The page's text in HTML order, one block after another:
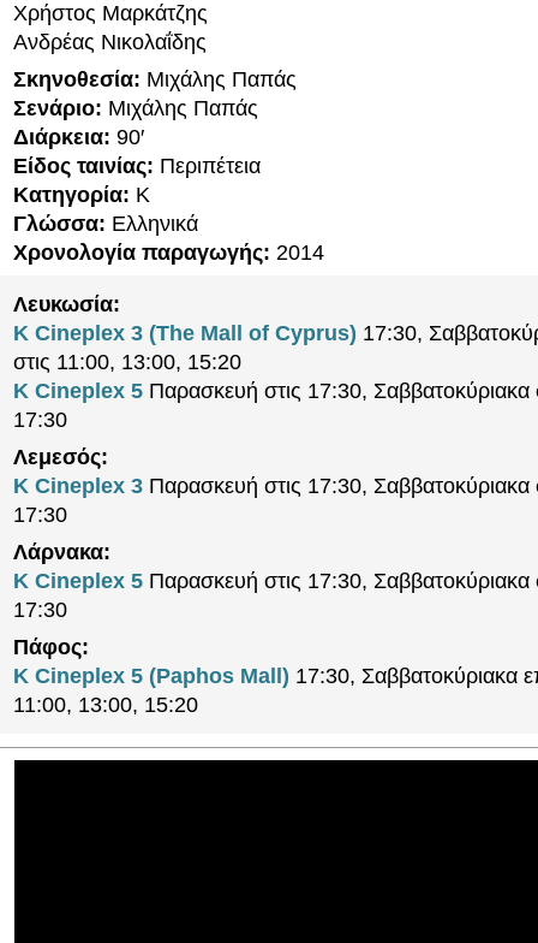
Χρήστος Μαρκάτζης
Ανδρέας Νικολαΐδης
Σκηνοθεσία: Μιχάλης Παπάς
Σενάριο: Μιχάλης Παπάς
Διάρκεια: 90′
Είδος ταινίας: Περιπέτεια
Κατηγορία: K
Γλώσσα: Ελληνικά
Χρονολογία παραγωγής: 2014
Λευκωσία:
K Cineplex 3 (The Mall of Cyprus) 17:30,
στις 11:00, 13:00, 15:20
K Cineplex 5 Παρασκευή στις 17:30, Σαββατοκύριακα
17:30
Λεμεσός:
K Cineplex 3 Παρασκευή στις 17:30, Σαββατοκύριακα
17:30
Λάρνακα:
K Cineplex 5 Παρασκευή στις 17:30, Σαββατοκύριακα
17:30
Πάφος:
K Cineplex 5 (Paphos Mall) 17:30, Σαββατοκύριακα
11:00, 13:00, 15:20